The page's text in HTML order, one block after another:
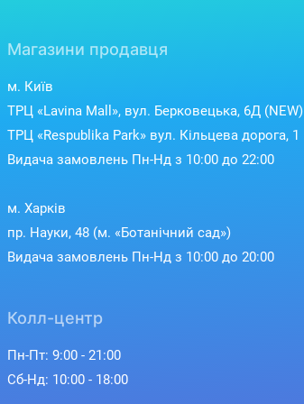
Магазини продавця
м. Київ
ТРЦ «Lavina Mall», вул. Берковецька, 6Д (NEW)
ТРЦ «Respublika Park» вул. Кільцева дорога, 1
Видача замовлень Пн-Нд з 10:00 до 22:00
м. Харків
пр. Науки, 48 (м. «Ботанічний сад»)
Видача замовлень Пн-Нд з 10:00 до 20:00
Колл-центр
Пн-Пт: 9:00 - 21:00
Сб-Нд: 10:00 - 18:00